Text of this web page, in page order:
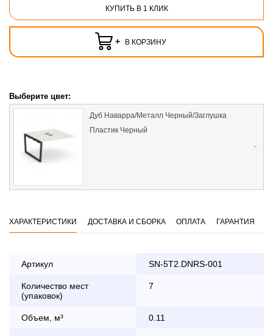
КУПИТЬ В 1 КЛИК
+ В КОРЗИНУ
Выберите цвет:
Дуб Наварра/Металл Черный/Заглушка
Пластик Черный
ХАРАКТЕРИСТИКИ ДОСТАВКА И СБОРКА ОПЛАТА ГАРАНТИЯ
Артикул SN-5T2.DNRS-001
Количество мест
(упаковок)
7
Объем, м³ 0.11
заказа банковской картой